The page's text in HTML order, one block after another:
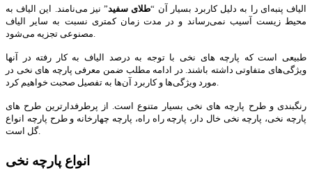
الیاف پنبه‌ای را به دلیل کاربرد بسیار آن “طلای سفید” نیز می‌نامند. این الیاف به
محیط زیست آسیب نمی‌رساند و در مدت زمان کمتری نسبت به سایر الیاف
طبیعی است که پارچه های نخی با توجه به درصد الیاف به کار رفته در آن­ها
ویژگی‌های متفاوتی داشته باشند. در ادامه مطلب ضمن معرفی پارچه های نخی در
رنگبندی و طرح‌ پارچه های نخی بسیار متنوع است. از پرطرفدارترین طرح های
پارچه نخی، پارچه نخی خال دار، پارچه راه راه، پارچه چهارخانه و طرح پارچه انواع
گل است.
انواع پارچه نخی